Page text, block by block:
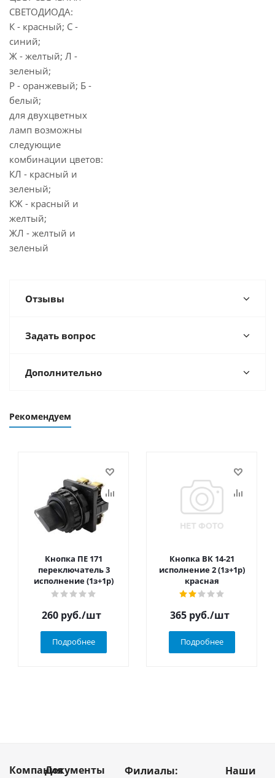
СВЕТОДИОДА:
К - красный; С -
синий;
Ж - желтый; Л -
зеленый;
Р - оранжевый; Б -
белый;
для двухцветных
ламп возможны
следующие
комбинации цветов:
КЛ - красный и
зеленый;
КЖ - красный и
желтый;
ЖЛ - желтый и
зеленый
Отзывы
Задать вопрос
Дополнительно
Рекомендуем
Кнопка ПЕ 171
переключатель 3
исполнение (1з+1р)
260 руб./шт
Подробнее
Кнопка ВК 14-21
исполнение 2 (1з+1р)
красная
365 руб./шт
Подробнее
КомпанияДокументы Филиалы:
Наши